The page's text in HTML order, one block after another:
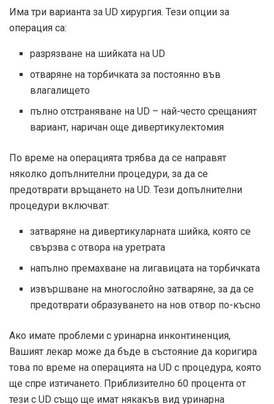
Има три варианта за UD хирургия. Тези опции за
операция са:
разрязване на шийката на UD
отваряне на торбичката за постоянно във
влагалището
пълно отстраняване на UD – най-често срещаният
вариант, наричан още дивертикулектомия
По време на операцията трябва да се направят
няколко допълнителни процедури, за да се
предотврати връщането на UD. Тези допълнителни
процедури включват:
затваряне на дивертикуларната шийка, която се
свързва с отвора на уретрата
напълно премахване на лигавицата на торбичката
извършване на многослойно затваряне, за да се
предотврати образуването на нов отвор по-късно
Ако имате проблеми с уринарна инконтиненция,
Вашият лекар може да бъде в състояние да коригира
това по време на операцията на UD с процедура, която
ще спре изтичането. Приблизително 60 процента от
тези с UD също ще имат някакъв вид уринарна